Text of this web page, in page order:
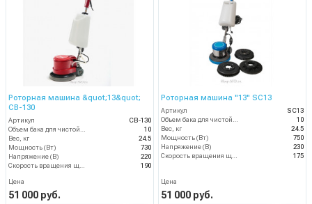
Роторная машина &quot;13&quot;
CB-130
Артикул
CB-130
10
Вес, кг
24.5
Мощность (Вт)
730
Напряжение (В)
220
190
Цена
51 000 руб.
Роторная машина "13" SC13
Артикул
SC13
10
Вес, кг
24.5
Мощность (Вт)
750
Напряжение (В)
230
175
Цена
51 000 руб.